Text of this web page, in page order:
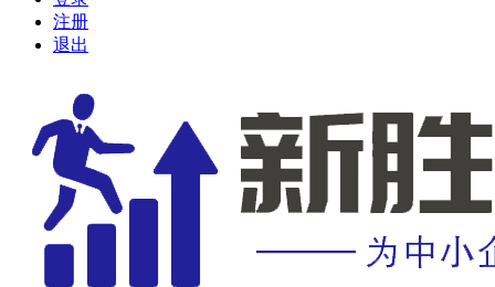
注册
退出